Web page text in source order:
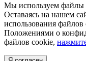
Мы используем файлы
Оставаясь на нашем
использования
Положениями о
файлов cookie,